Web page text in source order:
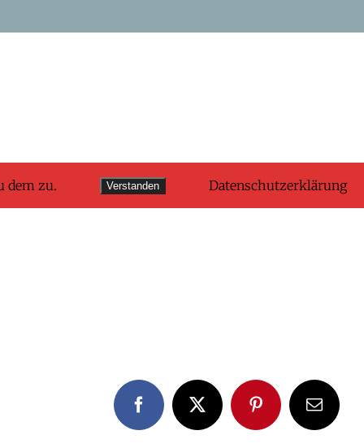
FacebookX PinterestE-
Mail
dem zu. Verstanden Datenschutzerklärung